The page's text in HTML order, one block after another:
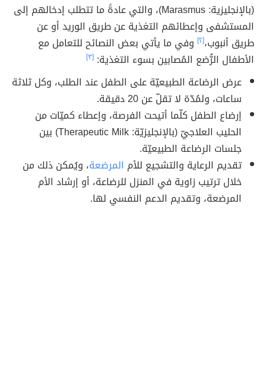
(بالإنجليزية: Marasmus)، والتي عادةً ما تتطلب إدخالهم إلى
المستشفى وإعطائهم التغذية عن طريق الوريد أو عن
طريق أنبوب،[٢]
وفي ما يأتي بعض النصائح للتعامل مع
الأطفال الرُّضع المُصابين بسوء التغذية: [٣]
عرض الرضاعة الطبيعيّة على الطفل عند الطلب، وكل ثلاثة
ساعات، ولمُدّة لا تقلّ عن 20 دقيقة.
إرضاع الطفل كلّما أتيحت الفرصة، وإعطاء كميّات من
الحليب العلاجيّ (بالإنجليزيّة: Therapeutic Milk) بين
جلسات الرضاعة الطبيعيّة.
تقديم الرعاية والتشجيع للأم المرضعة، ويُمكن ذلك من
خلال ترتيب زاوية في المنزل للرضاعة، أو إرشاد الأم
المرضعة، وتقديم الدعم النفسي لها.